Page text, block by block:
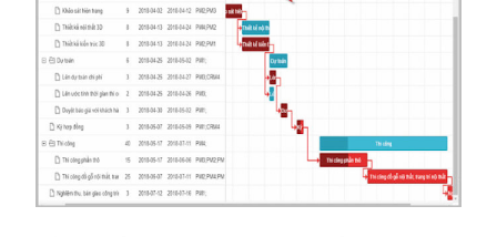
Bảng tiến độ thi công nhà cao tầng mới
nhất